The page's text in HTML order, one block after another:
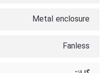
Metal enclosure
Fanless